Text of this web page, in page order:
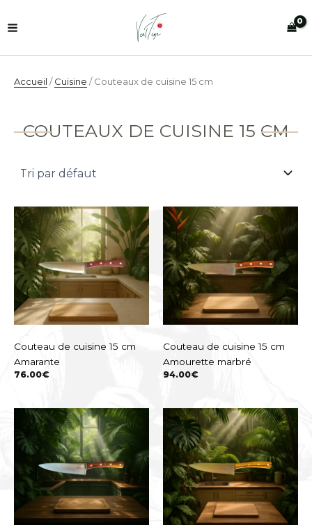
au
Accueil /Cuisine / Couteaux de cuisine 15 cm
COUTEAUX DE CUISINE 15 CM
Couteau de cuisine 15 cm
Amarante
76.00€
Couteau de cuisine 15 cm
Amourette marbré
94.00€